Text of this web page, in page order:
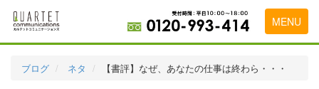
MENU
ブログ ネタ 【書評】なぜ、あなたの仕事は終わら・・・